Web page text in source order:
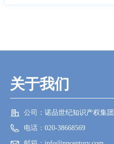
公司： 诺品世纪知识产权集团
电话： 020-38668569
关于我们